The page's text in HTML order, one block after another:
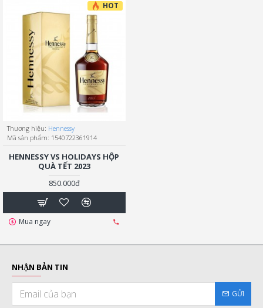
HOT
Thương hiệu: Hennessy
Mã sản phẩm: 1540722361914
HENNESSY VS HOLIDAYS HỘP
QUÀ TẾT 2023
850.000đ
Mua ngay
NHẬN BẢN TIN
GỬI